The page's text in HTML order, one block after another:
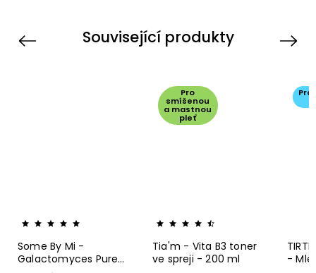
Související produkty
Previous
Some By Mi -
Galactomyces Pure
Pro
smíšenou
a mastnou
pleť
Tia'm - Vita B3 toner
ve spreji - 200 ml
Pro
-
Next